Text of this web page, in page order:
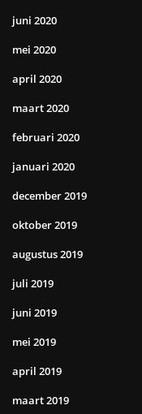
juni 2020
mei 2020
april 2020
maart 2020
februari 2020
januari 2020
december 2019
oktober 2019
augustus 2019
juli 2019
juni 2019
mei 2019
april 2019
maart 2019